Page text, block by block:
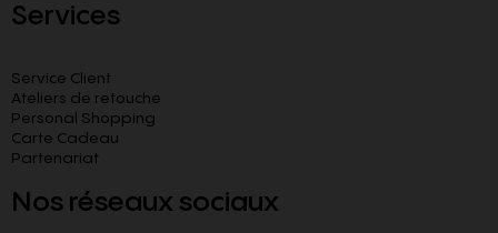
Services
Service Client
Ateliers de retouche
Personal Shopping
Carte Cadeau
Partenariat
Nos réseaux sociaux